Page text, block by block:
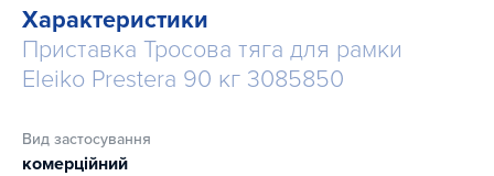
різного ступеня інтенсивності.
Характеристики
Приставка Тросова тяга для рамки
Eleiko Prestera 90 кг 3085850
Вид застосування
комерційний